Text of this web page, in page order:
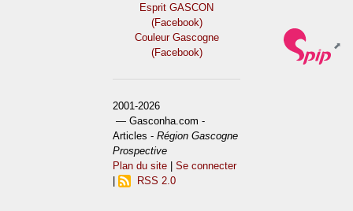
Esprit GASCON
(Facebook)
Couleur Gascogne
(Facebook)
2001-2026
— Gasconha.com -
Articles -Région Gascogne
Prospective
Plan du site |Se connecter
RSS 2.0